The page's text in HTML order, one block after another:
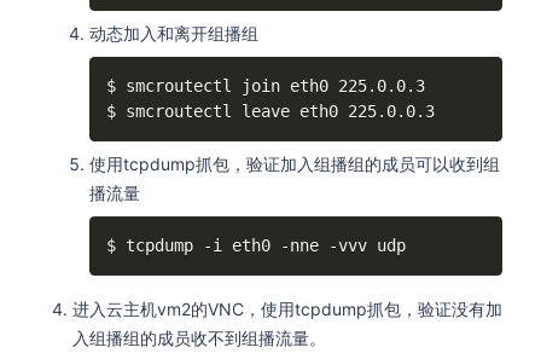
动态加入和离开组播组
$ smcroutectl join eth0 225.0.0.3
$ smcroutectl leave eth0 225.0.0.3
使用tcpdump抓包，验证加入组播组的成员可以收到组
播流量
$ tcpdump -i eth0 -nne -vvv udp
进入云主机vm2的VNC，使用tcpdump抓包，验证没有加
入组播组的成员收不到组播流量。